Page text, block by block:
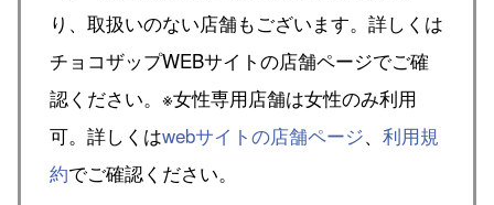
り、取扱いのない店舗もございます。詳しくは
チョコザップWEBサイトの店舗ページでご確
認ください。※女性専用店舗は女性のみ利用
可。詳しくはwebサイトの店舗ページ、 利用規
約でご確認ください。